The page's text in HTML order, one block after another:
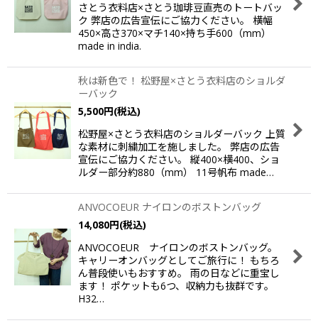
さとう衣料店×さとう珈琲豆直売のトートバッ
ク 弊店の広告宣伝にご協力ください。 横幅
450×高さ370×マチ140×持ち手600（mm）
made in india.
秋は新色で！ 松野屋×さとう衣料店のショルダ
ーバック
5,500円(税込)
松野屋×さとう衣料店のショルダーバック 上質
な素材に刺繍加工を施しました。 弊店の広告
宣伝にご協力ください。 縦400×横400、ショ
ルダー部分約880（mm） 11号帆布 made…
ANVOCOEUR ナイロンのボストンバッグ
14,080円(税込)
ANVOCOEUR ナイロンのボストンバッグ。
キャリーオンバッグとしてご旅行に！ もちろ
ん普段使いもおすすめ。 雨の日などに重宝し
ます！ ポケットも6つ、収納力も抜群です。
H32…